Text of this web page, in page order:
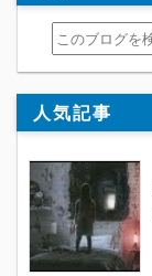
人気記事